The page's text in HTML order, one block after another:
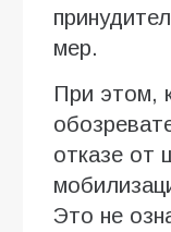
мер.
При этом,
отказе от
Это не